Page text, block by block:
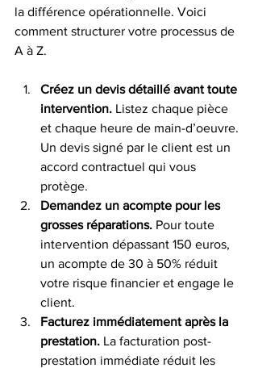
la différence opérationnelle. Voici
comment structurer votre processus de
A à Z.
Créez un devis détaillé avant toute
intervention. Listez chaque pièce
et chaque heure de main-d’oeuvre.
Un devis signé par le client est un
accord contractuel qui vous
protège.
Demandez un acompte pour les
grosses réparations. Pour toute
intervention dépassant 150 euros,
un acompte de 30 à 50% réduit
votre risque financier et engage le
client.
Facturez immédiatement après la
prestation. La facturation post-
prestation immédiate réduit les